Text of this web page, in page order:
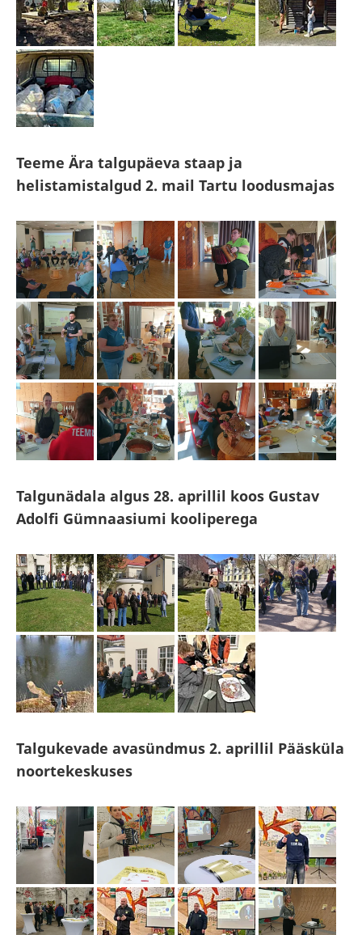
Teeme Ära talgupäeva staap ja
helistamistalgud 2. mail Tartu loodusmajas
Talgunädala algus 28. aprillil koos Gustav
Adolfi Gümnaasiumi kooliperega
Talgukevade avasündmus 2. aprillil Pääsküla
noortekeskuses